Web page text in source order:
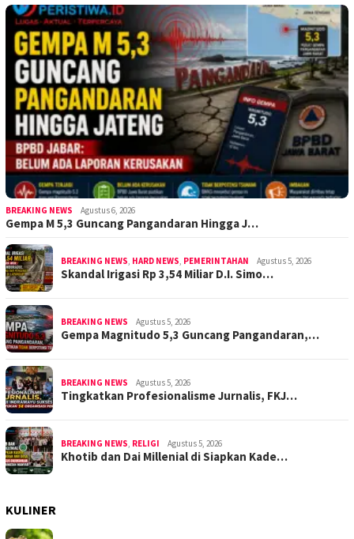
BREAKING NEWS Agustus 6, 2026
Gempa M 5,3 Guncang Pangandaran Hingga J…
BREAKING NEWS, HARD NEWS, PEMERINTAHAN Agustus 5, 2026
Skandal Irigasi Rp 3,54 Miliar D.I. Simo…
BREAKING NEWS Agustus 5, 2026
Gempa Magnitudo 5,3 Guncang Pangandaran,…
BREAKING NEWS Agustus 5, 2026
Tingkatkan Profesionalisme Jurnalis, FKJ…
BREAKING NEWS, RELIGI Agustus 5, 2026
Khotib dan Dai Millenial di Siapkan Kade…
KULINER